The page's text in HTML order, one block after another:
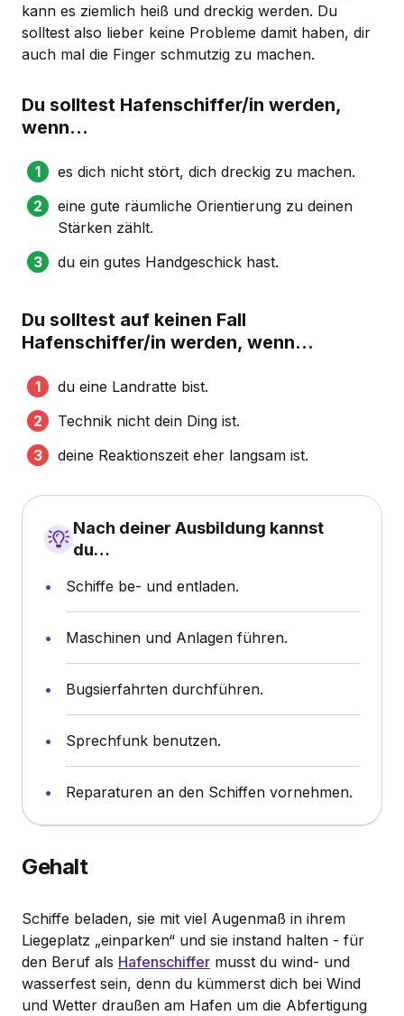
kann es ziemlich heiß und dreckig werden. Du
solltest also lieber keine Probleme damit haben, dir
auch mal die Finger schmutzig zu machen.
Du solltest Hafenschiffer/in werden,
wenn...
es dich nicht stört, dich dreckig zu machen.
eine gute räumliche Orientierung zu deinen
Stärken zählt.
du ein gutes Handgeschick hast.
Du solltest auf keinen Fall
Hafenschiffer/in werden, wenn...
du eine Landratte bist.
Technik nicht dein Ding ist.
deine Reaktionszeit eher langsam ist.
Nach deiner Ausbildung kannst
du…
Schiffe be- und entladen.
Maschinen und Anlagen führen.
Bugsierfahrten durchführen.
Sprechfunk benutzen.
Reparaturen an den Schiffen vornehmen.
Gehalt
Schiffe beladen, sie mit viel Augenmaß in ihrem
Liegeplatz „einparken“ und sie instand halten - für
den Beruf als Hafenschiffer musst du wind- und
wasserfest sein, denn du kümmerst dich bei Wind
und Wetter draußen am Hafen um die Abfertigung